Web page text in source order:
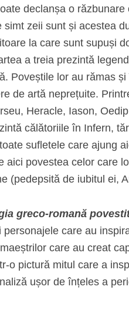
declanșa o răzbunare
zeii sunt și acestea
la care sunt supuși
a treia prezintă
Poveștile lor au rămas
de artă neprețuite.
Heracle, Iason,
călătoriile în Infern,
sufletele care ajung
aici povestea celor care
(pedepsită de iubitul ei,
greco-romană
care au
care au creat
o pictură mitul care a
ușor de înțeles a